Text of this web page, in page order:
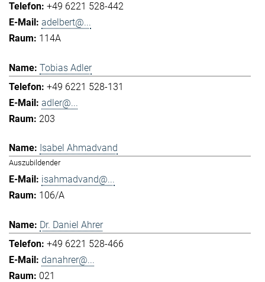
+49 6221 528-442
adelbert@...
114A
Tobias Adler
+49 6221 528-131
adler@...
203
Isabel Ahmadvand
Auszubildender
isahmadvand@...
106/A
Dr. Daniel Ahrer
+49 6221 528-466
danahrer@...
021